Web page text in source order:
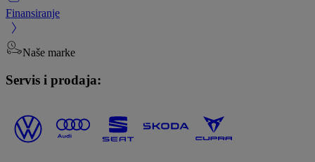
Finansiranje
Naše marke
Servis i prodaja: